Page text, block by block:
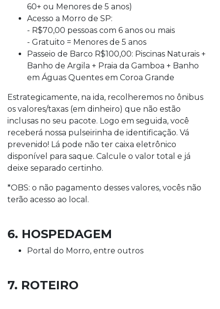
60+ ou Menores de 5 anos)
Acesso a Morro de SP:
- R$70,00 pessoas com 6 anos ou mais
- Gratuito = Menores de 5 anos
Passeio de Barco R$100,00: Piscinas Naturais +
Banho de Argila + Praia da Gamboa + Banho
em Águas Quentes em Coroa Grande
Estrategicamente, na ida, recolheremos no ônibus
os valores/taxas (em dinheiro) que não estão
inclusas no seu pacote. Logo em seguida, você
receberá nossa pulseirinha de identificação. Vá
prevenido! Lá pode não ter caixa eletrônico
disponível para saque. Calcule o valor total e já
deixe separado certinho.
*OBS: o não pagamento desses valores, vocês não
terão acesso ao local.
6. HOSPEDAGEM
Portal do Morro, entre outros
7. ROTEIRO